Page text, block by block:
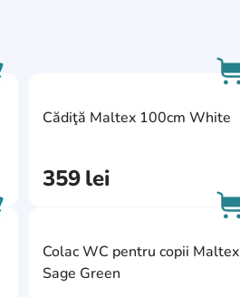
AddCardToFavourite
Cădiţă Maltex 100cm White
359lei
AddCardToFavourite
AddCardToCart
Colac WC pentru copii Maltex
Sage Green